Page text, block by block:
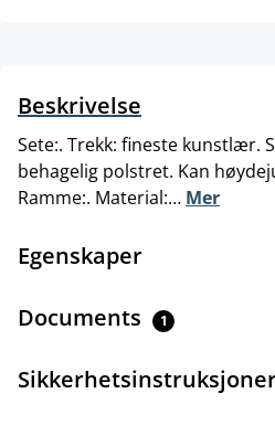
Beskrivelse
Sete:. Trekk: fineste kunstlær.
behagelig polstret. Kan
Ramme:. Material:… Mer
Egenskaper
Documents 1